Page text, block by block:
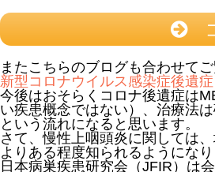
またこちらのブログも合わせて
新型コロナウイルス感染症後遺
今後はおそらくコロナ後遺症は
い疾患概念ではない）、治療法
という流れになると思います。
さて、慢性上咽頭炎に関しては
よりある程度知られるようにな
日本病巣疾患研究会（JFIR）は